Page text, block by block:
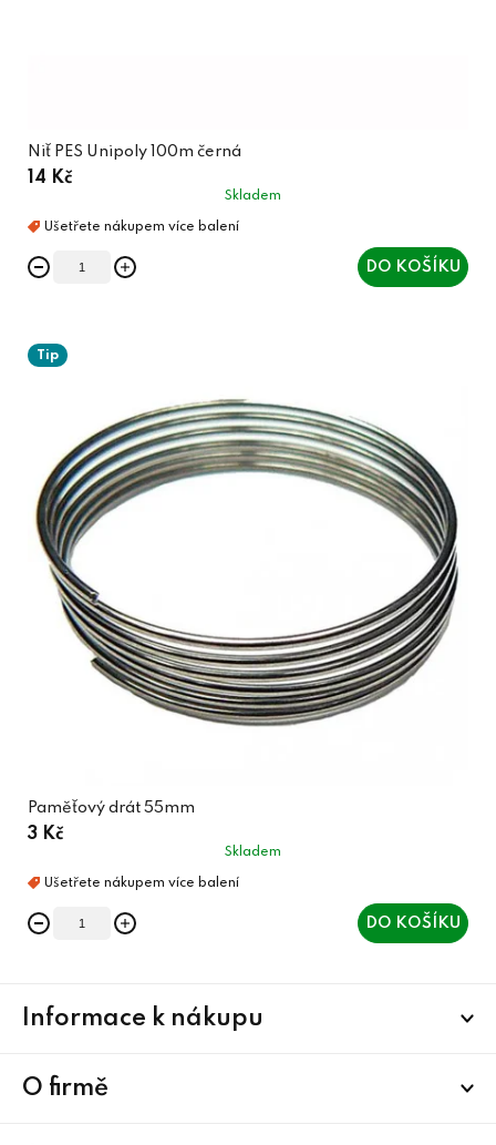
Niť PES Unipoly 100m černá
14 Kč
Skladem
DO KOŠÍKU
Tip
Paměťový drát 55mm
3 Kč
Skladem
DO KOŠÍKU
Informace k nákupu
O firmě